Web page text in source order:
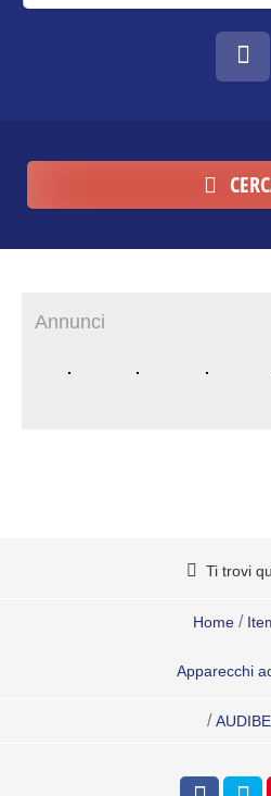
Annunci
Ti trovi
Home /
Apparecchi
/